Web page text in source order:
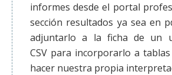
informes desde el portal
sección resultados ya sea en
adjuntarlo a la ficha de un
CSV para incorporarlo a
hacer nuestra propia